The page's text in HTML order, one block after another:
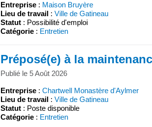
Entreprise : Maison Bruyère
Lieu de travail : Ville de Gatineau
Statut : Possibilité d'emploi
Catégorie : Entretien
Préposé(e) à la
Publié le 5 Août 2026
Entreprise : Chartwell Monastère d'Aylmer
Lieu de travail : Ville de Gatineau
Statut : Poste disponible
Catégorie : Entretien